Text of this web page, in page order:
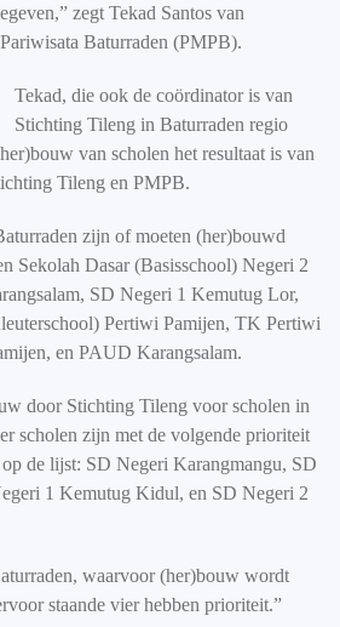
zegt Tekad Santos van
Baturraden (PMPB).
Tekad, die ook de coördinator is van
Stichting Tileng in Baturraden regio
van scholen het resultaat is van
Tileng en PMPB.
zijn of moeten (her)bouwd
Sekolah Dasar (Basisschool) Negeri 2
SD Negeri 1 Kemutug Lor,
Pertiwi Pamijen, TK Pertiwi
en PAUD Karangsalam.
door Stichting Tileng voor scholen in
scholen zijn met de volgende prioriteit
de lijst: SD Negeri Karangmangu, SD
1 Kemutug Kidul, en SD Negeri 2
waarvoor (her)bouw wordt
staande vier hebben prioriteit.”